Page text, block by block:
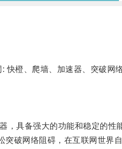
橙、爬墙、加速器、突破网
具备强大的功能和稳定的性能
破网络阻碍，在互联网世界自